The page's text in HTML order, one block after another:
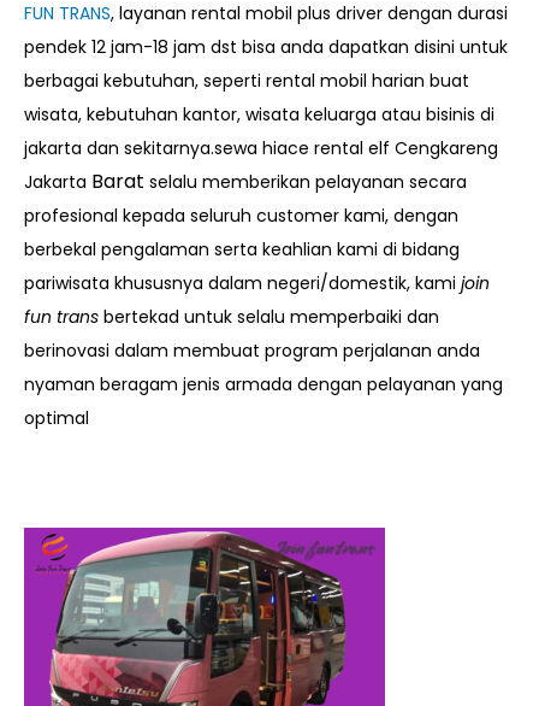
FUN TRANS, layanan rental mobil plus driver dengan durasi
pendek 12 jam-18 jam dst bisa anda dapatkan disini untuk
berbagai kebutuhan, seperti rental mobil harian buat
wisata, kebutuhan kantor, wisata keluarga atau bisinis di
jakarta dan sekitarnya.sewa hiace rental elf Cengkareng
Jakarta Barat selalu memberikan pelayanan secara
profesional kepada seluruh customer kami, dengan
berbekal pengalaman serta keahlian kami di bidang
pariwisata khususnya dalam negeri/domestik, kami join
fun trans bertekad untuk selalu memperbaiki dan
berinovasi dalam membuat program perjalanan anda
nyaman beragam jenis armada dengan pelayanan yang
optimal